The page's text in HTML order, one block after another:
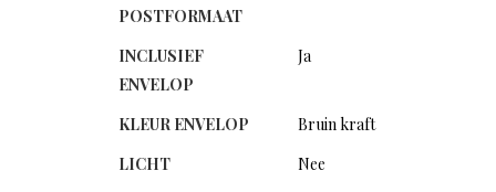
POSTFORMAAT
INCLUSIEF
ENVELOP
Ja
KLEUR ENVELOP
Bruin kraft
LICHT
Nee